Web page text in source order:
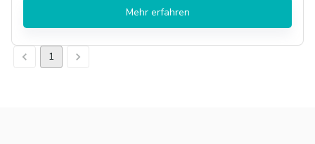
Mehr erfahren
1